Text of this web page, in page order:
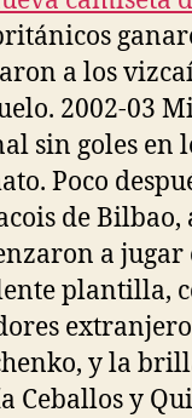
a los
2002-03
sin goles en
Poco
de
a jugar
plantilla,
y la
Ceballos y